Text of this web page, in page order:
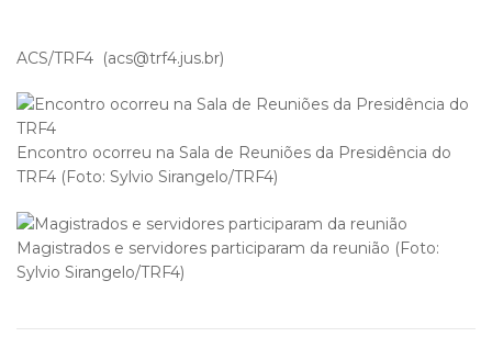
ACS/TRF4 (acs@trf4.jus.br)
Encontro ocorreu na Sala de Reuniões da Presidência do
TRF4 (Foto: Sylvio Sirangelo/TRF4)
Magistrados e servidores participaram da reunião (Foto:
Sylvio Sirangelo/TRF4)